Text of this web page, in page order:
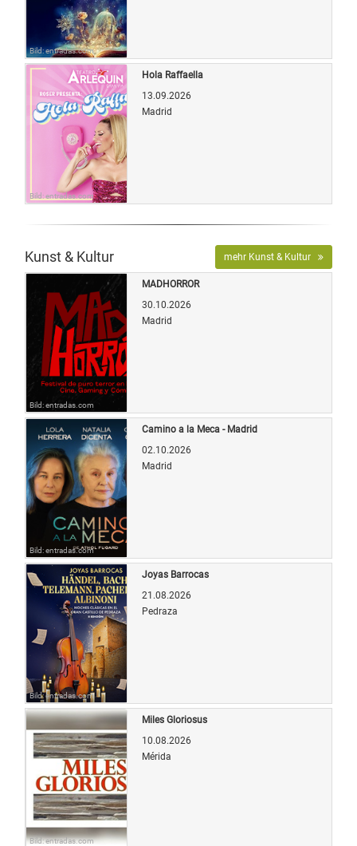
Bild: entradas.com
Bild: entradas.com
Hola Raffaella
13.09.2026
Madrid
Kunst & Kultur mehr Kunst & Kultur
Bild: entradas.com
MADHORROR
30.10.2026
Madrid
Bild: entradas.com
Camino a la Meca - Madrid
02.10.2026
Madrid
Bild: entradas.com
Joyas Barrocas
21.08.2026
Pedraza
Bild: entradas.com
Miles Gloriosus
10.08.2026
Mérida